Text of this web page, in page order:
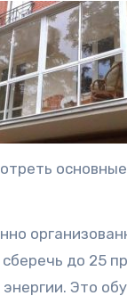
до 25
Это